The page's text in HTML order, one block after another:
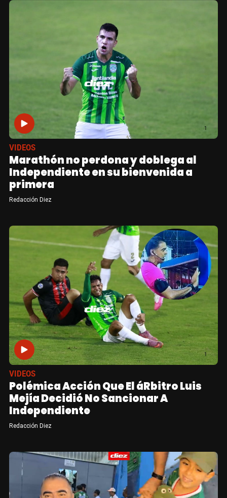
VIDEOS
Marathón no perdona y doblega al
Independiente en su bienvenida a
primera
Redacción Diez
VIDEOS
Polémica Acción Que El áRbitro Luis
Mejía Decidió No Sancionar A
Independiente
Redacción Diez